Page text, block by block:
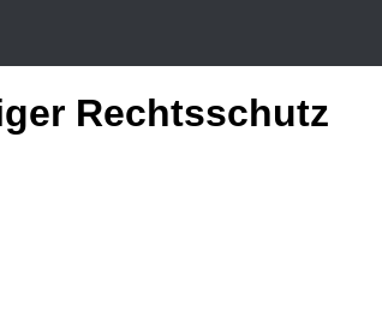
Rechtsschutz